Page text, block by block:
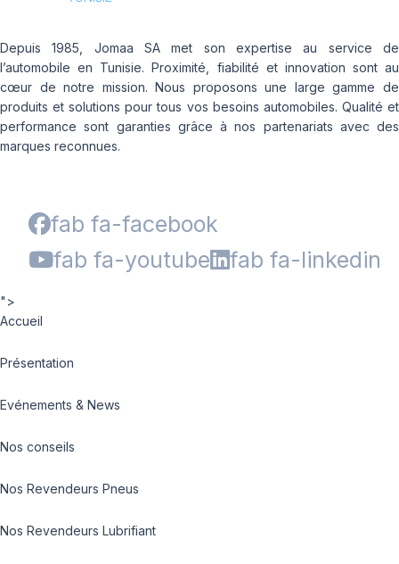
Depuis 1985, Jomaa SA met son expertise au service de
l’automobile en Tunisie. Proximité, fiabilité et innovation sont au
cœur de notre mission. Nous proposons une large gamme de
produits et solutions pour tous vos besoins automobiles. Qualité et
performance sont garanties grâce à nos partenariats avec des
marques reconnues.
fab fa-facebook
fab fa-youtube
fab fa-linkedin
">
Accueil
Présentation
Evénements & News
Nos conseils
Nos Revendeurs Pneus
Nos Revendeurs Lubrifiant